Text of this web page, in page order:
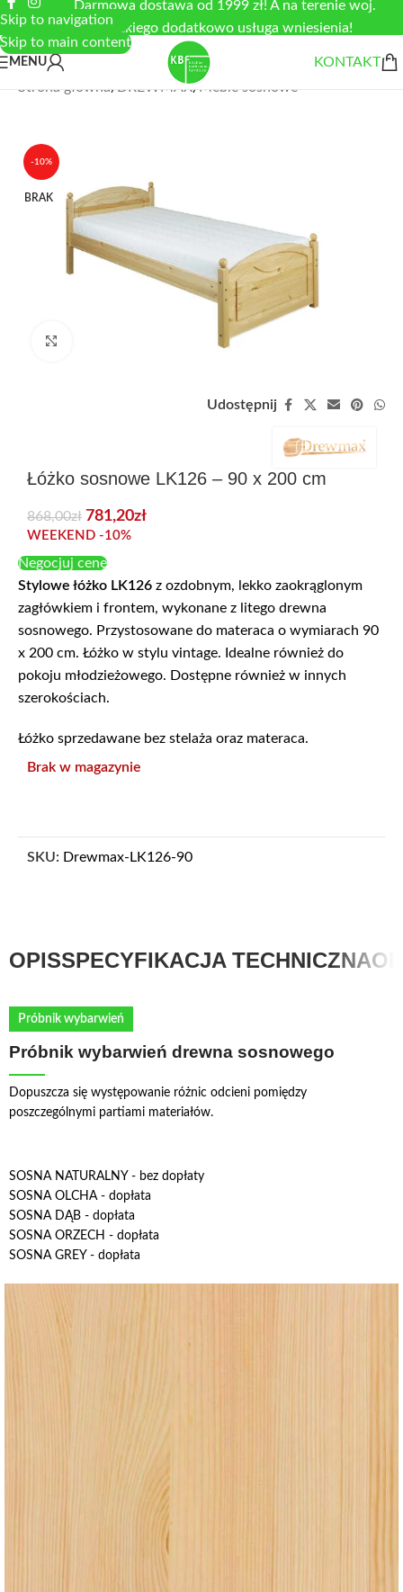
Skip to navigation
Skip to main content
Darmowa dostawa od 1999 zł! A na terenie woj.
łódzkiego dodatkowo usługa wniesienia!
MENU
KONTAKT
Strona główna/ DREWMAX/Meble sosnowe
-10%
BRAK
Udostępnij
Łóżko sosnowe LK126 – 90 x 200 cm
868,00zł 781,20zł
WEEKEND -10%
Negocjuj cenę
Stylowe łóżko LK126 z ozdobnym, lekko zaokrąglonym
zagłówkiem i frontem, wykonane z litego drewna
sosnowego. Przystosowane do materaca o wymiarach 90
x 200 cm. Łóżko w stylu vintage. Idealne również do
pokoju młodzieżowego. Dostępne również w innych
szerokościach.
Łóżko sprzedawane bez stelaża oraz materaca.
Brak w magazynie
SKU: Drewmax-LK126-90
OPISSPECYFIKACJA TECHNICZNA
Próbnik wybarwień
Próbnik wybarwień drewna sosnowego
Dopuszcza się występowanie różnic odcieni pomiędzy
poszczególnymi partiami materiałów.
SOSNA NATURALNY - bez dopłaty
SOSNA OLCHA - dopłata
SOSNA DĄB - dopłata
SOSNA ORZECH - dopłata
SOSNA GREY - dopłata